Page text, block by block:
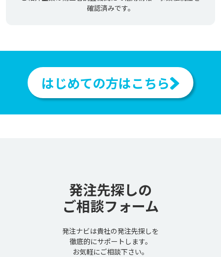
確認済みです。
はじめての方はこちら
発注先探しの
ご相談フォーム
発注ナビは貴社の発注先探しを
徹底的にサポートします。
お気軽にご相談下さい。